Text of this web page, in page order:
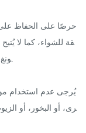
قة للشواء، كما لا
رى، أو البخور، أو